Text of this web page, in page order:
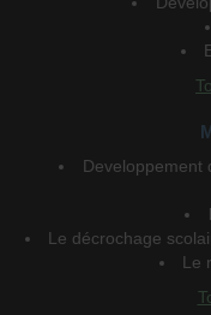
Developpement
Le décrochage
Le